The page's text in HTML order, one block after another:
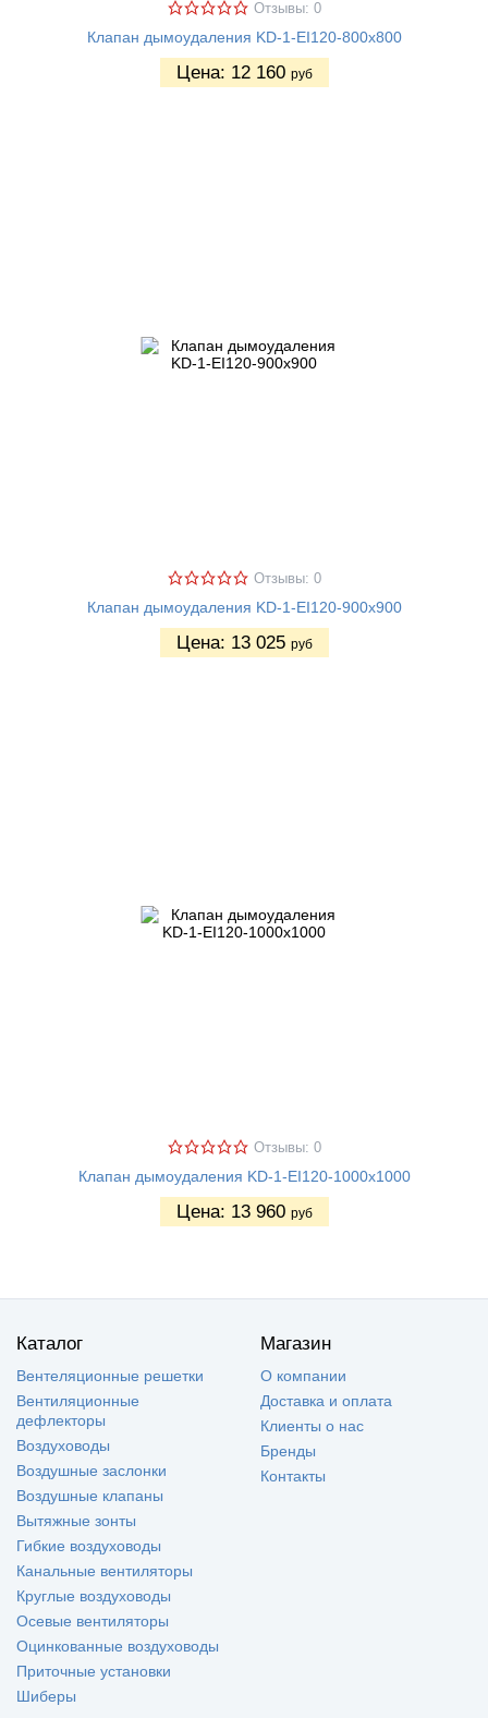
Отзывы: 0
Клапан дымоудаления KD-1-EI120-800х800
Цена: 12 160 руб
Отзывы: 0
Клапан дымоудаления KD-1-EI120-900х900
Цена: 13 025 руб
Отзывы: 0
Клапан дымоудаления KD-1-EI120-1000х1000
Цена: 13 960 руб
Каталог
Вентеляционные решетки
Вентиляционные
дефлекторы
Воздуховоды
Воздушные заслонки
Воздушные клапаны
Вытяжные зонты
Гибкие воздуховоды
Канальные вентиляторы
Круглые воздуховоды
Осевые вентиляторы
Оцинкованные воздуховоды
Приточные установки
Шиберы
Магазин
О компании
Доставка и оплата
Клиенты о нас
Бренды
Контакты